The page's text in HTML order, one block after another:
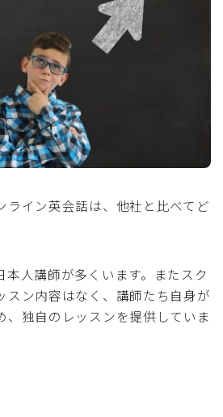
ライン英会話は、他社と比べてど
本人講師が多くいます。またスク
スン内容はなく、講師たち自身が
、独自のレッスンを提供していま